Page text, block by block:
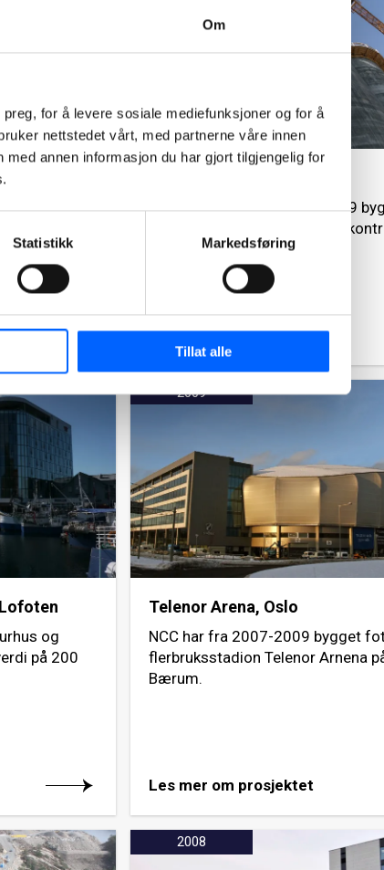
Om
for å levere sosiale mediefunksjoner og for å
nettstedet vårt, med partnerne våre innen
annen informasjon du har gjort tilgjengelig for
Statistikk Markedsføring
Tillat alle
i
NCC har i perioden 2008-2009
anlegg for EWOS Florø, til en
på 100 MNOK.
Les mer om prosjektet
og
på 200
2009
Telenor Arena, Oslo
NCC har fra 2007-2009 bygget
flerbruksstadion Telenor Arnena
Bærum.
Les mer om prosjektet
2008